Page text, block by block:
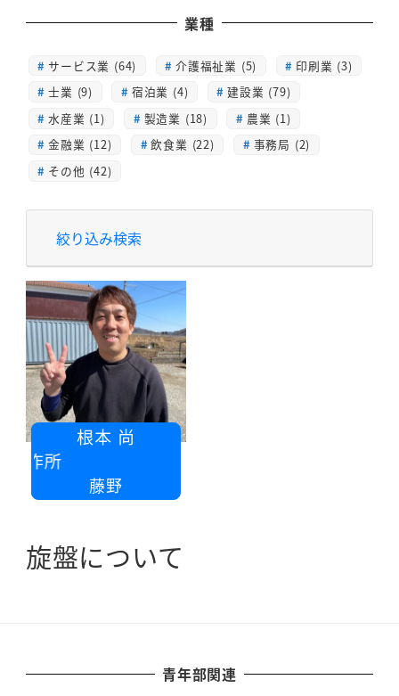
業種
サービス業 (64) 介護福祉業 (5)
印刷業 (3)
士業 (9)
宿泊業 (4)
建設業 (79)
水産業 (1)
製造業 (18)
農業 (1)
金融業 (12)
飲食業 (22)
事務局 (2)
その他 (42)
絞り込み検索
根本 尚
作所
藤野
旋盤について
青年部関連